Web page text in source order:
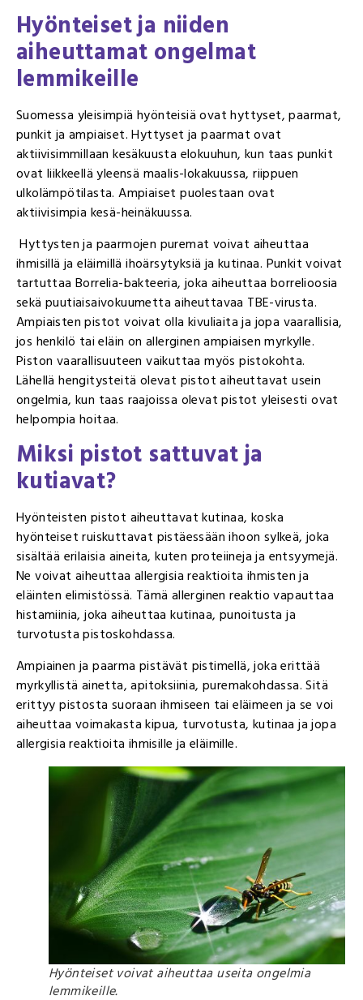
Hyönteiset ja niiden
aiheuttamat ongelmat
lemmikeille
Suomessa yleisimpiä hyönteisiä ovat hyttyset, paarmat,
punkit ja ampiaiset. Hyttyset ja paarmat ovat
aktiivisimmillaan kesäkuusta elokuuhun, kun taas punkit
ovat liikkeellä yleensä maalis-lokakuussa, riippuen
ulkolämpötilasta. Ampiaiset puolestaan ovat
aktiivisimpia kesä-heinäkuussa.
Hyttysten ja paarmojen puremat voivat aiheuttaa
ihmisillä ja eläimillä ihoärsytyksiä ja kutinaa. Punkit voivat
tartuttaa Borrelia-bakteeria, joka aiheuttaa borrelioosia
sekä puutiaisaivokuumetta aiheuttavaa TBE-virusta.
Ampiaisten pistot voivat olla kivuliaita ja jopa vaarallisia,
jos henkilö tai eläin on allerginen ampiaisen myrkylle.
Piston vaarallisuuteen vaikuttaa myös pistokohta.
Lähellä hengitysteitä olevat pistot aiheuttavat usein
ongelmia, kun taas raajoissa olevat pistot yleisesti ovat
helpompia hoitaa.
Miksi pistot sattuvat ja
kutiavat?
Hyönteisten pistot aiheuttavat kutinaa, koska
hyönteiset ruiskuttavat pistäessään ihoon sylkeä, joka
sisältää erilaisia aineita, kuten proteiineja ja entsyymejä.
Ne voivat aiheuttaa allergisia reaktioita ihmisten ja
eläinten elimistössä. Tämä allerginen reaktio vapauttaa
histamiinia, joka aiheuttaa kutinaa, punoitusta ja
turvotusta pistoskohdassa.
Ampiainen ja paarma pistävät pistimellä, joka erittää
myrkyllistä ainetta, apitoksiinia, puremakohdassa. Sitä
erittyy pistosta suoraan ihmiseen tai eläimeen ja se voi
aiheuttaa voimakasta kipua, turvotusta, kutinaa ja jopa
allergisia reaktioita ihmisille ja eläimille.
Hyönteiset voivat aiheuttaa useita ongelmia
lemmikeille.